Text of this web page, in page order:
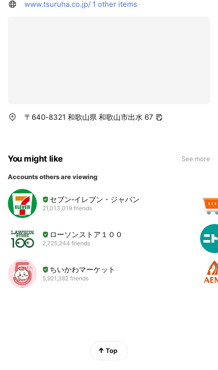
www.tsuruha.co.jp/ 1 other items
〒640-8321 和歌山県 和歌山市出水 67
You might like See more
Accounts others are viewing
セブン‐イレブン・ジャパン
21,013,019 friends
ローソンストア１００
2,725,244 friends
ちいかわマーケット
5,921,382 friends
Top